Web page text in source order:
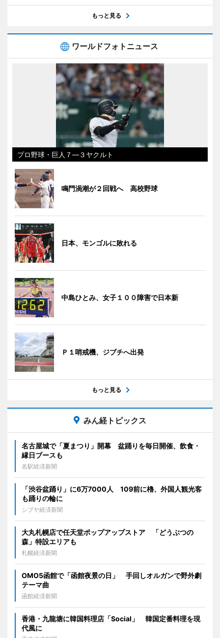
もっと見る
ワールドフォトニュース
プロ野球・巨人７―３ヤクルト
鳴門渦潮が２回戦へ 高校野球
日本、モンゴルに敗れる
中島ひとみ、女子１００障害で日本新
Ｐ１哨戒機、ジブチへ出発
もっと見る
みん経トピックス
名古屋城で「夏まつり」開幕 盆踊りを毎日開催、飲食・
縁日ブースも
名駅経済新聞
「渋谷盆踊り」に6万7000人 109前に櫓、外国人観光客
も踊りの輪に
シブヤ経済新聞
大丸札幌店で任天堂ポップアップストア 「どうぶつの
森」特設エリアも
札幌経済新聞
OMO5函館で「函館夜景の日」 手回しオルガンで野外劇
テーマ曲
函館経済新聞
香港・九龍塘に韓国料理店「Social」 韓国定番料理を現
代風に